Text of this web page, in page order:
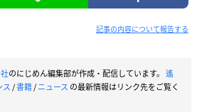
記事の内容について報告する
のにじめん編集部が作成・配信しています。 遙
ス/書籍/ニュース の最新情報はリンク先をご覧く